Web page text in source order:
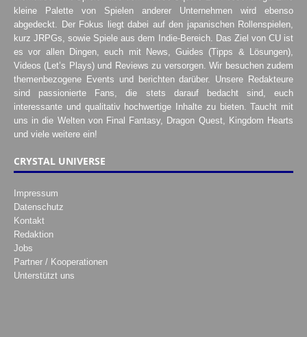
kleine Palette von Spielen anderer Unternehmen wird ebenso
abgedeckt. Der Fokus liegt dabei auf den japanischen Rollenspielen,
kurz JRPGs, sowie Spiele aus dem Indie-Bereich. Das Ziel von CU ist
es vor allen Dingen, euch mit News, Guides (Tipps & Lösungen),
Videos (Let’s Plays) und Reviews zu versorgen. Wir besuchen zudem
themenbezogene Events und berichten darüber. Unsere Redakteure
sind passionierte Fans, die stets darauf bedacht sind, euch
interessante und qualitativ hochwertige Inhalte zu bieten. Taucht mit
uns in die Welten von Final Fantasy, Dragon Quest, Kingdom Hearts
und viele weitere ein!
CRYSTAL UNIVERSE
Impressum
Datenschutz
Kontakt
Redaktion
Jobs
Partner / Kooperationen
Unterstützt uns